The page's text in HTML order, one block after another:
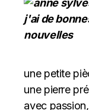
une petite
une pierre
avec